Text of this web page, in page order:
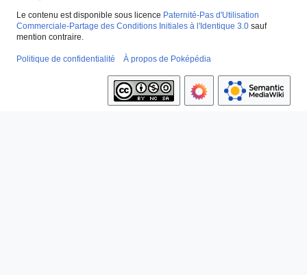
Le contenu est disponible sous licence Paternité-Pas d'Utilisation
Commerciale-Partage des Conditions Initiales à l'Identique 3.0 sauf
mention contraire.
Politique de confidentialité À propos de Poképédia